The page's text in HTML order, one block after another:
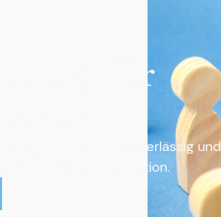
für
zuverlässig und
Ihre individuelle Situation.